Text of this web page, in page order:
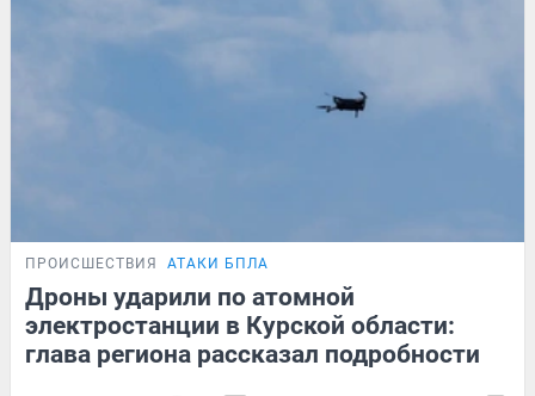
ПРОИСШЕСТВИЯ АТАКИ БПЛА
Дроны ударили по атомной
электростанции в Курской области:
глава региона рассказал подробности